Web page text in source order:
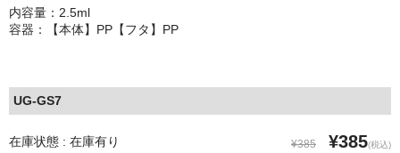
内容量：2.5ml
容器：【本体】PP【フタ】PP
UG-GS7
在庫状態 : 在庫有り ¥385 ¥385(税込)